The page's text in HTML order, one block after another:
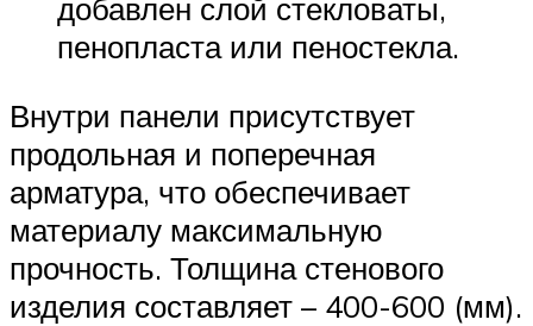
добавлен слой стекловаты,
пенопласта или пеностекла.
Внутри панели присутствует
продольная и поперечная
арматура, что обеспечивает
материалу максимальную
прочность. Толщина стенового
изделия составляет – 400-600 (мм).